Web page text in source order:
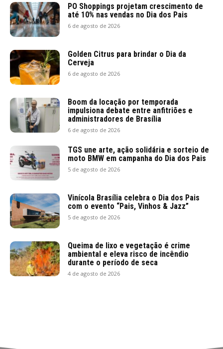
PO Shoppings projetam crescimento de
até 10% nas vendas no Dia dos Pais
6 de agosto de 2026
Golden Citrus para brindar o Dia da
Cerveja
6 de agosto de 2026
Boom da locação por temporada
impulsiona debate entre anfitriões e
administradores de Brasília
6 de agosto de 2026
TGS une arte, ação solidária e sorteio de
moto BMW em campanha do Dia dos Pais
5 de agosto de 2026
Vinícola Brasília celebra o Dia dos Pais
com o evento “Pais, Vinhos & Jazz”
5 de agosto de 2026
Queima de lixo e vegetação é crime
ambiental e eleva risco de incêndio
durante o período de seca
4 de agosto de 2026